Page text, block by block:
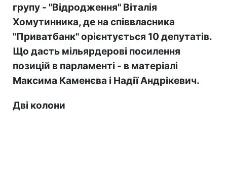
групу - "Відродження" Віталія
Хомутинника, де на співвласника
"Приватбанк" орієнтується 10 депутатів.
Що дасть мільярдерові посилення
позицій в парламенті - в матеріалі
Максима Каменєва і Надії Андрікевич.
Дві колони